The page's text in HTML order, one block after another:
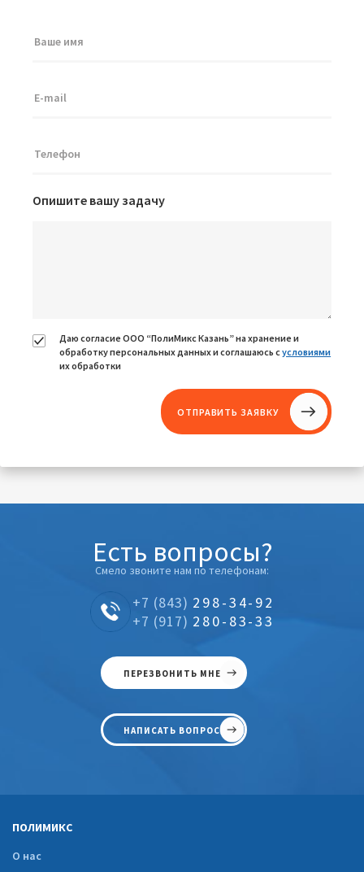
Опишите вашу задачу
Даю согласие ООО “ПолиМикс Казань” на хранение и
обработку персональных данных и соглашаюсь сусловиями
их обработки
Есть вопросы?
Смело звоните нам по телефонам:
+7 (843) 298-34-92
+7 (917) 280-83-33
ПЕРЕЗВОНИТЬ МНЕ
НАПИСАТЬ ВОПРОС
ПОЛИМИКС
О нас